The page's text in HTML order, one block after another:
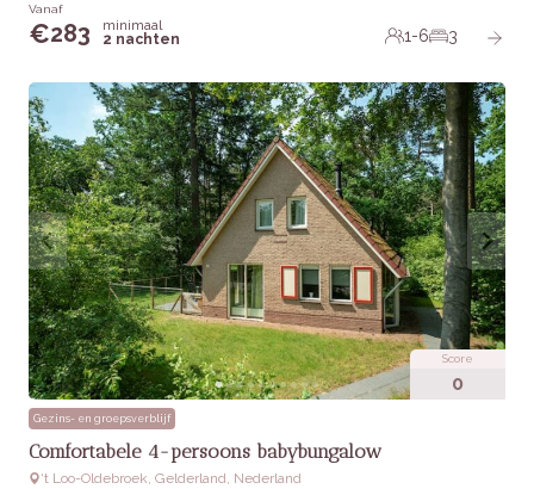
Vanaf
€283
minimaal
2 nachten
1-6 3
Score
0
Gezins- en groepsverblijf
Comfortabele 4-persoons babybungalow
‘t Loo-Oldebroek, Gelderland, Nederland